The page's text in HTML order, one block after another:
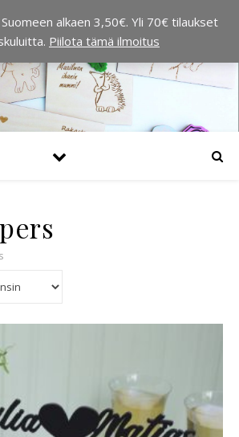
alkaen 3,50€. Yli 70€ tilaukset
Piilota tämä ilmoitus